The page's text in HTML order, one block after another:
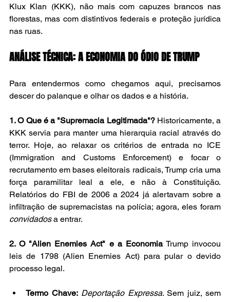
Klux Klan (KKK), não mais com capuzes brancos nas
florestas, mas com distintivos federais e proteção jurídica
nas ruas.
ANÁLISE TÉCNICA: A ECONOMIA DO ÓDIO DE TRUMP
Para entendermos como chegamos aqui, precisamos
descer do palanque e olhar os dados e a história.
1. O Que é a "Supremacia Legitimada"? Historicamente, a
KKK servia para manter uma hierarquia racial através do
terror. Hoje, ao relaxar os critérios de entrada no ICE
(Immigration and Customs Enforcement) e focar o
recrutamento em bases eleitorais radicais, Trump cria uma
força paramilitar leal a ele, e não à Constituição.
Relatórios do FBI de 2006 a 2024 já alertavam sobre a
convidados a entrar.
2. O "Alien Enemies Act" e a Economia Trump invocou
leis de 1798 (Alien Enemies Act) para pular o devido
processo legal.
Termo Chave: Deportação Expressa. Sem juiz, sem